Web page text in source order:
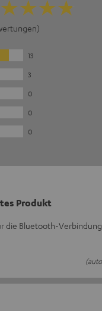
13
3
0
0
0
Produkt
die Bluetooth-